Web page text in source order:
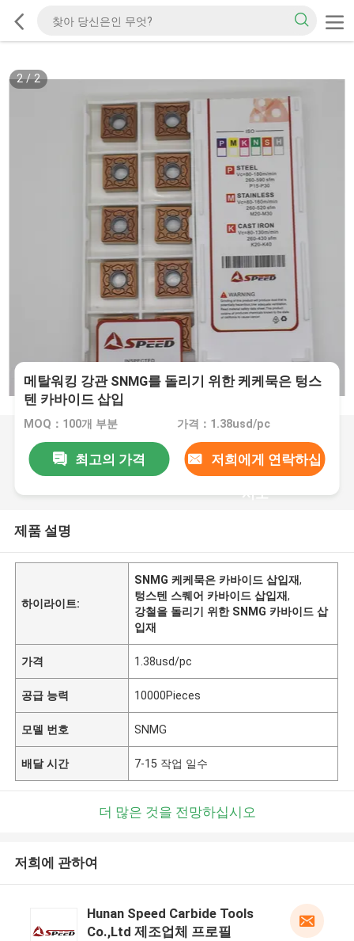
2/2
메탈워킹 강관 SNMG를 돌리기 위한 케케묵은 텅스
텐 카바이드 삽입
MOQ：100개 부분 가격：1.38usd/pc
최고의 가격 저희에게 연락하십
시오
제품 설명
하이라이트:
SNMG 케케묵은 카바이드 삽입재,
텅스텐 스퀘어 카바이드 삽입재,
강철을 돌리기 위한 SNMG 카바이드 삽
입재
가격 1.38usd/pc
공급 능력 10000Pieces
모델 번호 SNMG
배달 시간 7-15 작업 일수
더 많은 것을 전망하십시오
저희에 관하여
Hunan Speed Carbide Tools
Co.,Ltd 제조업체 프로필